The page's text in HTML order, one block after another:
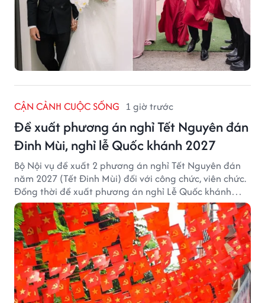
CẬN CẢNH CUỘC SỐNG 1 giờ trước
Đề xuất phương án nghỉ Tết Nguyên đán
Đinh Mùi, nghỉ lễ Quốc khánh 2027
Bộ Nội vụ đề xuất 2 phương án nghỉ Tết Nguyên đán
năm 2027 (Tết Đinh Mùi) đối với công chức, viên chức.
Đồng thời đề xuất phương án nghỉ Lễ Quốc khánh
năm 2027 với 4 ngày nghỉ liên tục.